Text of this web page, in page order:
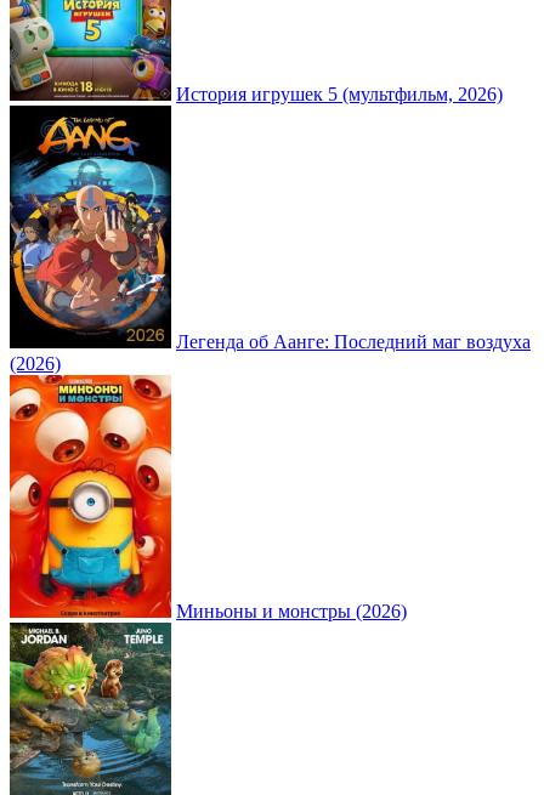
История игрушек 5 (мультфильм, 2026)
Легенда об Аанге: Последний маг воздуха
(2026)
Миньоны и монстры (2026)